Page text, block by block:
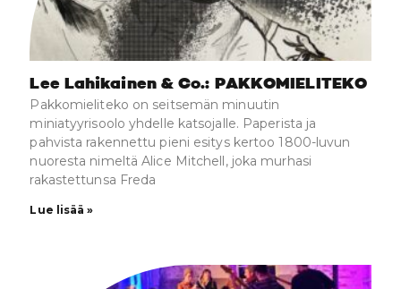
Lee Lahikainen & Co.: PAKKOMIELITEKO
Pakkomieliteko on seitsemän minuutin
miniatyyrisoolo yhdelle katsojalle. Paperista ja
pahvista rakennettu pieni esitys kertoo 1800-luvun
nuoresta nimeltä Alice Mitchell, joka murhasi
rakastettunsa Freda
Lue lisää »